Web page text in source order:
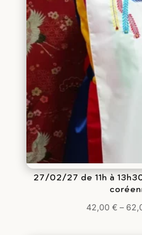
27/02/27 de 11h à
42,00€ –